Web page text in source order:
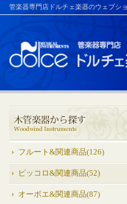
管楽器専門店ドルチェ楽器のウェブシ
フルート&関連商品(126)
ピッコロ&関連商品(52)
オーボエ&関連商品(87)